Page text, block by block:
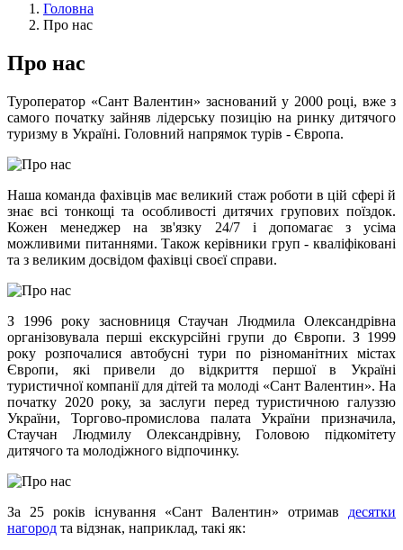
Рядок
навіґації
Головна
Про нас
Про нас
Туроператор «Сант Валентин» заснований у 2000 році, вже з
самого початку зайняв лідерську позицію на ринку дитячого
туризму в Україні. Головний напрямок турів - Європа.
Image
Наша команда фахівців має великий стаж роботи в цій сфері й
знає всі тонкощі та особливості дитячих групових поїздок.
Кожен менеджер на зв'язку 24/7 і допомагає з усіма
можливими питаннями. Також керівники груп - кваліфіковані
та з великим досвідом фахівці своєї справи.
Image
З 1996 року засновниця Стаучан Людмила Олександрівна
організовувала перші екскурсійні групи до Європи. З 1999
року розпочалися автобусні тури по різноманітних містах
Європи, які привели до відкриття першої в Україні
туристичної компанії для дітей та молоді «Сант Валентин». На
початку 2020 року, за заслуги перед туристичною галуззю
України, Торгово-промислова палата України призначила,
Стаучан Людмилу Олександрівну, Головою підкомітету
дитячого та молодіжного відпочинку.
Image
За 25 років існування «Сант Валентин» отримав десятки
нагород та відзнак, наприклад, такі як: